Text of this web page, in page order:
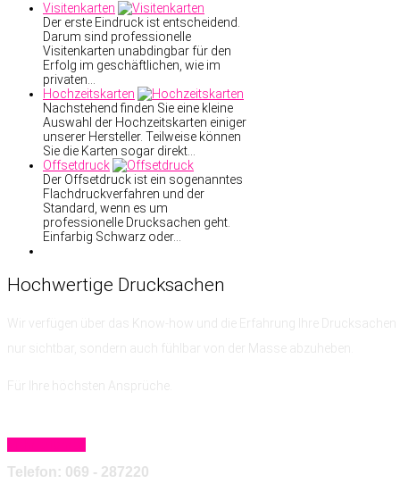
Visitenkarten
Der erste Eindruck ist entscheidend.
Darum sind professionelle
Visitenkarten unabdingbar für den
Erfolg im geschäftlichen, wie im
privaten…
Hochzeitskarten
Nachstehend finden Sie eine kleine
Auswahl der Hochzeitskarten einiger
unserer Hersteller. Teilweise können
Sie die Karten sogar direkt…
Offsetdruck
Der Offsetdruck ist ein sogenanntes
Flachdruckverfahren und der
Standard, wenn es um
professionelle Drucksachen geht.
Einfarbig Schwarz oder…
Hochwertige Drucksachen
Wir verfügen über das Know-how und die Erfahrung
Ihre
nur sichtbar, sondern auch fühlbar von der Masse abzuheben.
Für Ihre höchsten Ansprüche.
Telefon: 069 - 287220